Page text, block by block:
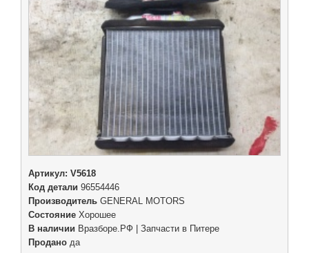
Артикул: V5618
Код детали 96554446
Производитель GENERAL MOTORS
Состояние Хорошее
В наличии Вразборе.РФ | Запчасти в Питере
Продано да